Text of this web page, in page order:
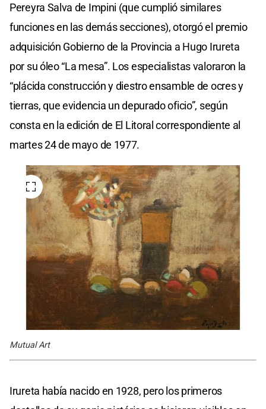
Pereyra Salva de Impini (que cumplió similares
funciones en las demás secciones), otorgó el premio
adquisición Gobierno de la Provincia a Hugo Irureta
por su óleo “La mesa”. Los especialistas valoraron la
“plácida construcción y diestro ensamble de ocres y
tierras, que evidencia un depurado oficio”, según
consta en la edición de El Litoral correspondiente al
martes 24 de mayo de 1977.
Mutual Art
Irureta había nacido en 1928, pero los primeros